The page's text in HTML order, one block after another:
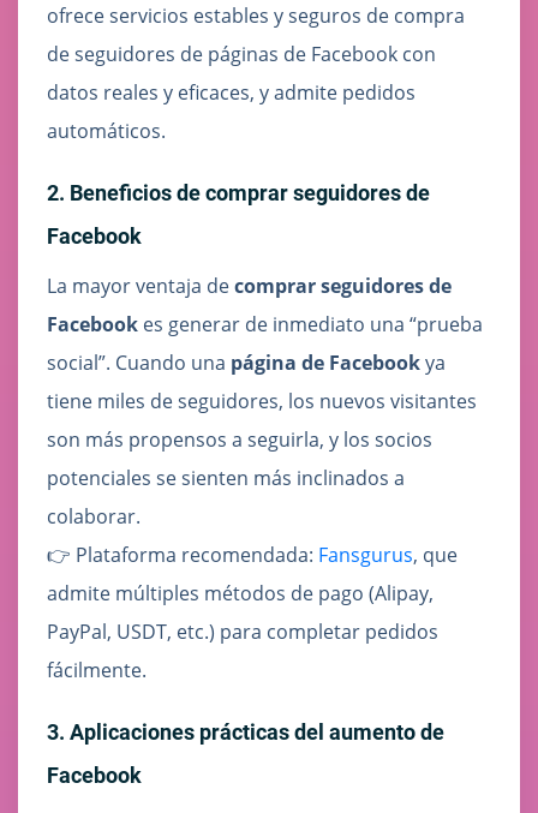
ofrece servicios estables y seguros de compra
de seguidores de páginas de Facebook con
datos reales y eficaces, y admite pedidos
automáticos.
2. Beneficios de comprar seguidores de
Facebook
La mayor ventaja decomprar seguidores de
Facebook es generar de inmediato una “prueba
social”. Cuando una página de Facebookya
tiene miles de seguidores, los nuevos visitantes
son más propensos a seguirla, y los socios
potenciales se sienten más inclinados a
colaborar.
👉 Plataforma recomendada: Fansgurus, que
admite múltiples métodos de pago (Alipay,
PayPal, USDT, etc.) para completar pedidos
fácilmente.
3. Aplicaciones prácticas del aumento de
Facebook